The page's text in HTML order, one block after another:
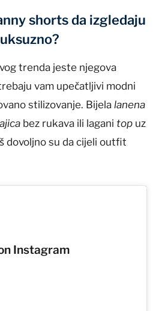
shorts da izgledaju
trenda jeste njegova
vam upečatljivi modni
stilizovanje. Bijela lanena
bez rukava ili lagani top uz
dovoljno su da cijeli outfit
Instagram